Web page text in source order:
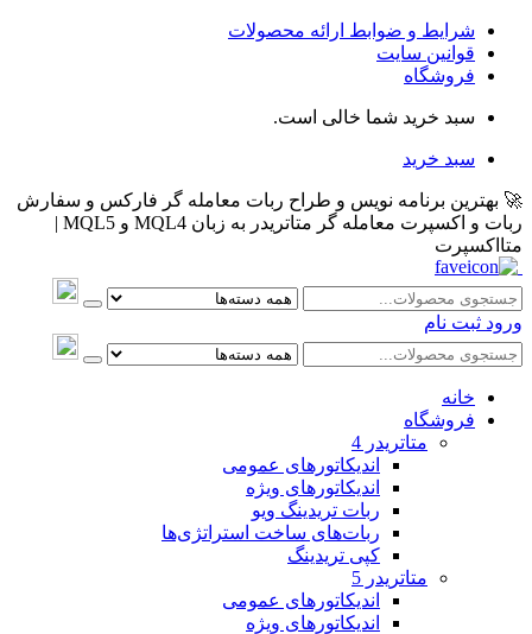
شرایط و ضوابط ارائه محصولات
قوانین سایت
فروشگاه
سبد خرید شما خالی است.
سبد خرید
🚀 بهترین برنامه نویس و طراح ربات معامله گر فارکس و سفارش
ربات و اکسپرت معامله گر متاتریدر به زبان MQL4 و MQL5 |
متااکسپرت
ورود ثبت نام
خانه
فروشگاه
متاتريدر 4
اندیکاتورهای عمومی
اندیکاتورهای ویژه
ربات تریدینگ ویو
ربات‌های ساخت استراتژی‌ها
کپی تریدینگ
متاتريدر 5
اندیکاتورهای عمومی
اندیکاتورهای ویژه